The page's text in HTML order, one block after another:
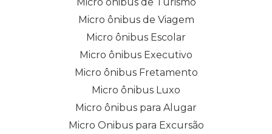
Micro ônibus de Viagem
Micro ônibus Escolar
Micro ônibus Executivo
Micro ônibus Fretamento
Micro ônibus Luxo
Micro ônibus para Alugar
Micro Onibus para Excursão